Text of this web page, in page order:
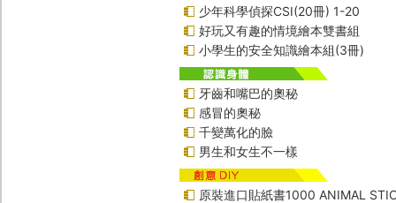
少年科學偵探CSI(20冊) 1-20
好玩又有趣的情境繪本雙書組
小學生的安全知識繪本組(3冊)
牙齒和嘴巴的奧秘
感冒的奧秘
千變萬化的臉
男生和女生不一樣
原裝進口貼紙書1000 ANIMAL